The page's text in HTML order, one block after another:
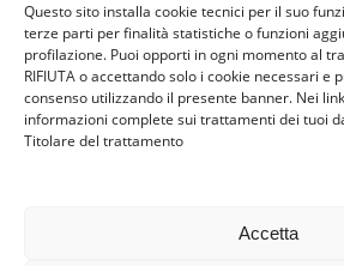
Questo sito installa cookie tecnici per il suo
terze parti per finalità statistiche o funzioni
profilazione. Puoi opporti in ogni momento al
RIFIUTA o accettando solo i cookie necessari e
consenso utilizzando il presente banner. Nei
informazioni complete sui trattamenti dei tuoi
Titolare del trattamento
Accetta
Famiglie per l’accoglienza